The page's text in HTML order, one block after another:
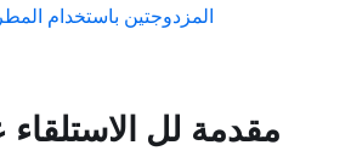
المزدوجتين باستخدام
مقدمة لل